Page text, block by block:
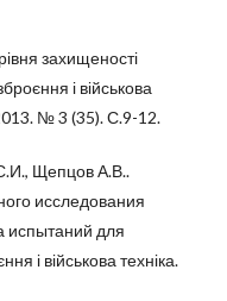
захищеності
і військова
№ 3 (35). С.9-12.
Щепцов А.В..
исследования
испытаний для
і військова техніка.